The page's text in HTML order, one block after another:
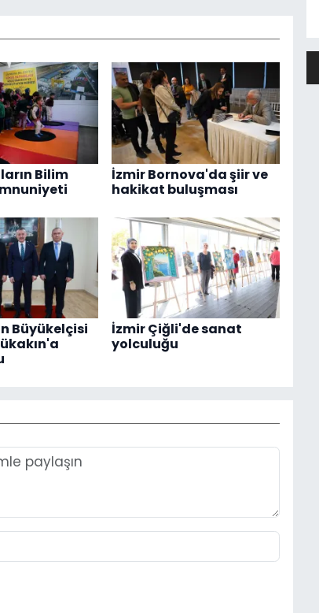
Bilim
İzmir Bornova'da şiir ve
hakikat buluşması
Büyükelçisi
İzmir Çiğli'de sanat
yolculuğu